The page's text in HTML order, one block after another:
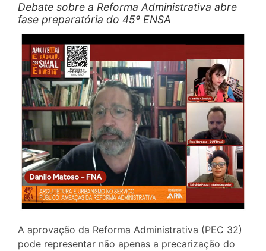
Debate sobre a Reforma Administrativa abre
fase preparatória do 45º ENSA
A aprovação da Reforma Administrativa (PEC 32)
pode representar não apenas a precarização do